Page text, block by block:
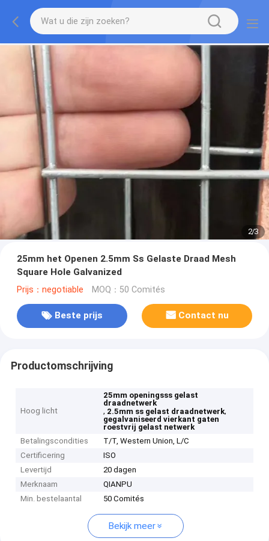
2/3
25mm het Openen 2.5mm Ss Gelaste Draad Mesh
Square Hole Galvanized
Prijs：negotiable MOQ：50 Comités
Beste prijs Contact nu
Productomschrijving
Hoog licht
25mm openingsss gelast
draadnetwerk
, 2.5mm ss gelast draadnetwerk,
gegalvaniseerd vierkant gaten
roestvrij gelast netwerk
Betalingscondities
T/T, Western Union, L/C
Certificering
ISO
Levertijd
20 dagen
Merknaam
QIANPU
Min. bestelaantal
50 Comités
Bekijk meer